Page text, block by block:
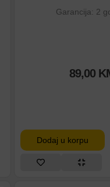
Garancija: 2
89,00
Dodaj u korpu